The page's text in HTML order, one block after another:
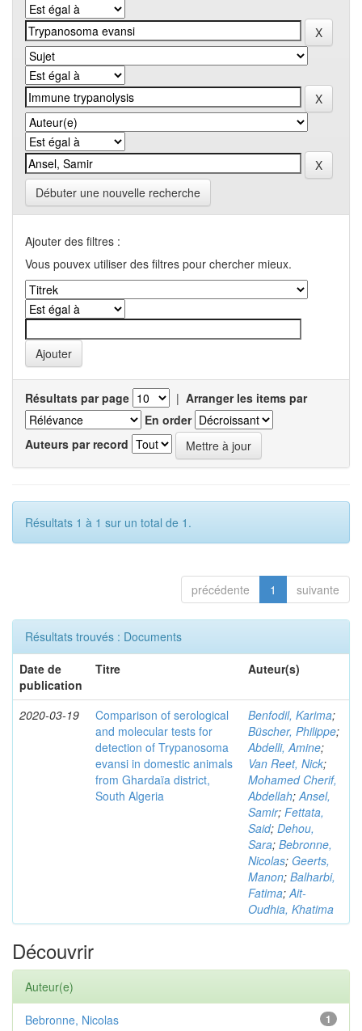
Débuter une nouvelle recherche
Ajouter des filtres :
Vous pouvex utiliser des filtres pour chercher mieux.
Résultats par page | Arranger les items par
En order
Auteurs par record
Résultats 1 à 1 sur un total de 1.
précédente 1 suivante
Résultats trouvés : Documents
Date de
publication
Titre Auteur(s)
2020-03-19
Comparison of serological
and molecular tests for
detection of Trypanosoma
evansi in domestic animals
from Ghardaïa district,
South Algeria
Benfodil, Karima;
Büscher, Philippe;
Abdelli, Amine;
Van Reet, Nick;
Mohamed Cherif,
Abdellah;Ansel,
Samir; Fettata,
Said; Dehou,
Sara; Bebronne,
Nicolas; Geerts,
Manon; Balharbi,
Fatima;Ait-
Oudhia, Khatima
Découvrir
Auteur(e)
1
Bebronne, Nicolas